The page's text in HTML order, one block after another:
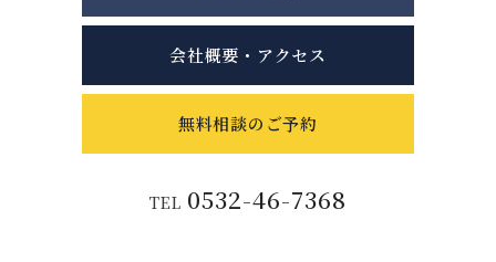
会社概要・アクセス
無料相談のご予約
TEL 0532-46-7368